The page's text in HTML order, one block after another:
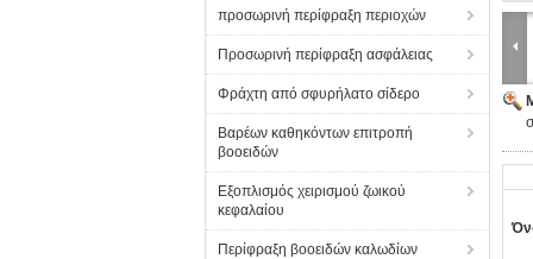
προσωρινή περίφραξη περιοχών
Προσωρινή περίφραξη ασφάλειας
Φράχτη από σφυρήλατο σίδερο
Βαρέων καθηκόντων επιτροπή
βοοειδών
Εξοπλισμός χειρισμού ζωικού
κεφαλαίου
Περίφραξη βοοειδών καλωδίων